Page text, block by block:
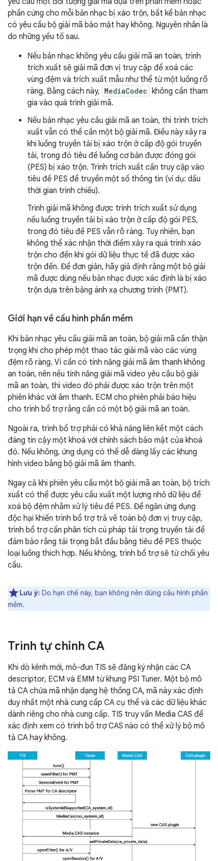
phần cứng cho mỗi bản nhạc bị xáo trộn, bất kể bản nhạc
có yêu cầu bộ giải mã bảo mật hay không. Nguyên nhân là
do những yếu tố sau.
Nếu bản nhạc không yêu cầu giải mã an toàn, trình
trích xuất sẽ giải mã đơn vị truy cập để xoá các
vùng đệm và trích xuất mẫu như thể từ một luồng rõ
ràng. Bằng cách này, MediaCodec
không cần tham
gia vào quá trình giải mã.
Nếu bản nhạc yêu cầu giải mã an toàn, thì trình trích
xuất vẫn có thể cần một bộ giải mã. Điều này xảy ra
khi luồng truyền tải bị xáo trộn ở cấp độ gói truyền
tải, trong đó tiêu đề luồng cơ bản được đóng gói
(PES) bị xáo trộn. Trình trích xuất cần truy cập vào
tiêu đề PES để truyền một số thông tin (ví dụ: dấu
thời gian trình chiếu).
Trình giải mã không được trình trích xuất sử dụng
nếu luồng truyền tải bị xáo trộn ở cấp độ gói PES,
trong đó tiêu đề PES vẫn rõ ràng. Tuy nhiên, bạn
không thể xác nhận thời điểm xảy ra quá trình xáo
trộn cho đến khi gói dữ liệu thực tế đã được xáo
trộn đến. Để đơn giản, hãy giả định rằng một bộ giải
mã được dùng nếu bản nhạc được xác định là bị xáo
trộn dựa trên bảng ánh xạ chương trình (PMT).
Giới hạn về cấu hình phần mềm
Khi bản nhạc yêu cầu giải mã an toàn, bộ giải mã cần thận
trọng khi cho phép một thao tác giải mã vào các vùng
đệm rõ ràng. Vì cần có tính năng giải mã âm thanh không
an toàn, nên nếu tính năng giải mã video yêu cầu bộ giải
mã an toàn, thì video đó phải được xáo trộn trên một
phiên khác với âm thanh. ECM cho phiên phải báo hiệu
cho trình bổ trợ rằng cần có một bộ giải mã an toàn.
Ngoài ra, trình bổ trợ phải có khả năng liên kết một cách
đáng tin cậy một khoá với chính sách bảo mật của khoá
đó. Nếu không, ứng dụng có thể dễ dàng lấy các khung
hình video bằng bộ giải mã âm thanh.
Ngay cả khi phiên yêu cầu một bộ giải mã an toàn, bộ trích
xuất có thể được yêu cầu xuất một lượng nhỏ dữ liệu để
xoá bộ đệm nhằm xử lý tiêu đề PES. Để ngăn ứng dụng
độc hại khiến trình bổ trợ trả về toàn bộ đơn vị truy cập,
trình bổ trợ cần phân tích cú pháp tải trọng truyền tải để
đảm bảo rằng tải trọng bắt đầu bằng tiêu đề PES thuộc
loại luồng thích hợp. Nếu không, trình bổ trợ sẽ từ chối yêu
cầu.
Lưu ý: Do hạn chế này, bạn không nên dùng cấu hình phần
mềm.
Trình tự chỉnh CA
Khi dò kênh mới, mô-đun TIS sẽ đăng ký nhận các CA
descriptor, ECM và EMM từ khung PSI Tuner. Một bộ mô
tả CA chứa mã nhận dạng hệ thống CA, mã này xác định
duy nhất một nhà cung cấp CA cụ thể và các dữ liệu khác
dành riêng cho nhà cung cấp. TIS truy vấn Media CAS để
xác định xem có trình bổ trợ CAS nào có thể xử lý bộ mô
tả CA hay không.